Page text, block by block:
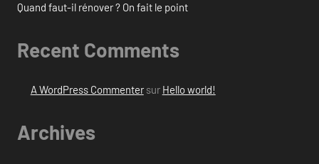
Quand faut-il rénover ? On fait le point
Recent Comments
A WordPress Commentersur Hello world!
Archives